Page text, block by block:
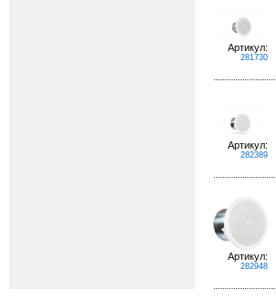
Артикул:
281730
Артикул:
282389
Артикул:
282948